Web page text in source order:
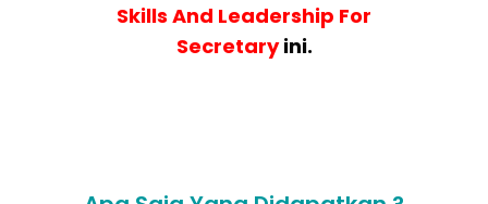
Skills And Leadership For
Secretary ini.